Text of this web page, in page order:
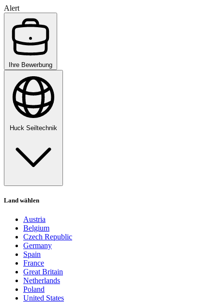
Alert
Ihre Bewerbung
Huck Seiltechnik
Land wählen
Austria
Belgium
Czech Republic
Germany
Spain
France
Great Britain
Netherlands
Poland
United States